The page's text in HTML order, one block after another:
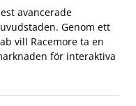
avancerade
Genom ett
vill Racemore ta en
för interaktiva